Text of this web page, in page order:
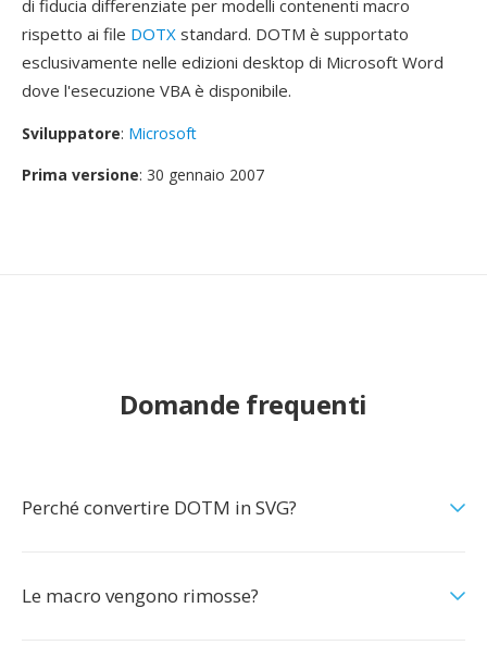
di fiducia differenziate per modelli contenenti macro
rispetto ai file DOTX standard. DOTM è supportato
esclusivamente nelle edizioni desktop di Microsoft Word
dove l'esecuzione VBA è disponibile.
Sviluppatore: Microsoft
Prima versione: 30 gennaio 2007
Domande frequenti
Perché convertire DOTM in SVG?
Le macro vengono rimosse?